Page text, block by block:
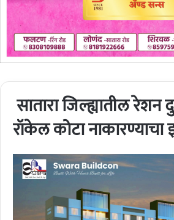
सातारा जिल्ह्यातील रेशन
रॉकेल कोटा नाकारण्याचा